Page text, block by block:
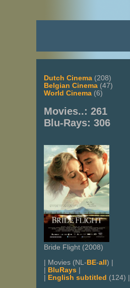
Dutch Cinema (208)
Belgian Cinema (47)
World Cinema (6)
Movies..: 261
Blu-Rays: 306
Bride Flight (2008)
| Movies (NL-BE-all) |
| BluRays |
| English subtitled (124) |